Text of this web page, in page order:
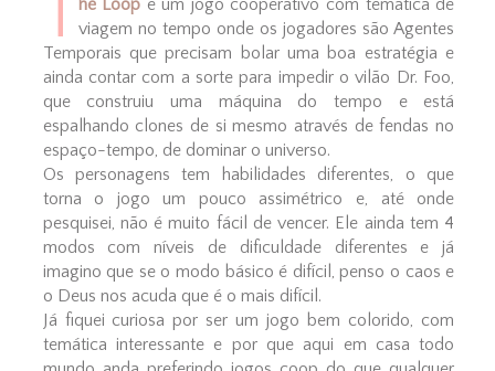
The Loop é um jogo cooperativo com temática de
viagem no tempo onde os jogadores são Agentes
Temporais que precisam bolar uma boa estratégia e
ainda contar com a sorte para impedir o vilão Dr. Foo,
que construiu uma máquina do tempo e está
espalhando clones de si mesmo através de fendas no
espaço-tempo, de dominar o universo.
Os personagens tem habilidades diferentes, o que
torna o jogo um pouco assimétrico e, até onde
pesquisei, não é muito fácil de vencer. Ele ainda tem 4
modos com níveis de dificuldade diferentes e já
imagino que se o modo básico é difícil, penso o caos e
o Deus nos acuda que é o mais difícil.
Já fiquei curiosa por ser um jogo bem colorido, com
temática interessante e por que aqui em casa todo